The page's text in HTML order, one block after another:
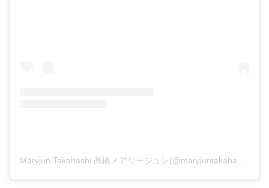
Maryjun Takahashi 高橋メアリージュン(@maryjuntakahashi)がシェアした投稿